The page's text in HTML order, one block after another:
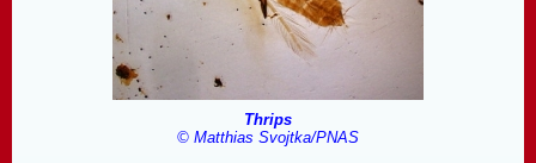
Thrips
© Matthias Svojtka/PNAS